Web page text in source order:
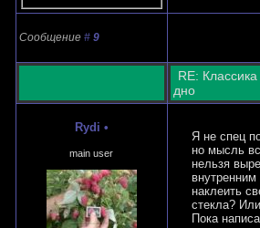
Сообщение # 9
RE:
дно
Rydi •
main user
Я не спец
но мысль
нельзя
наклеить
стекла?
Пока